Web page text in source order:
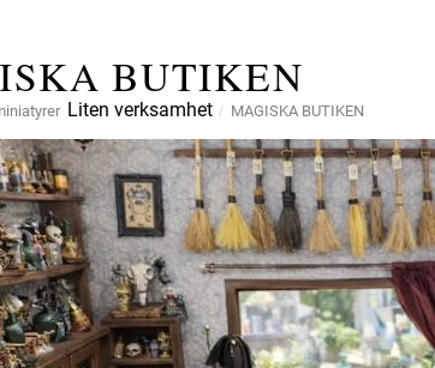
BUTIKEN
Liten verksamhet MAGISKA BUTIKEN